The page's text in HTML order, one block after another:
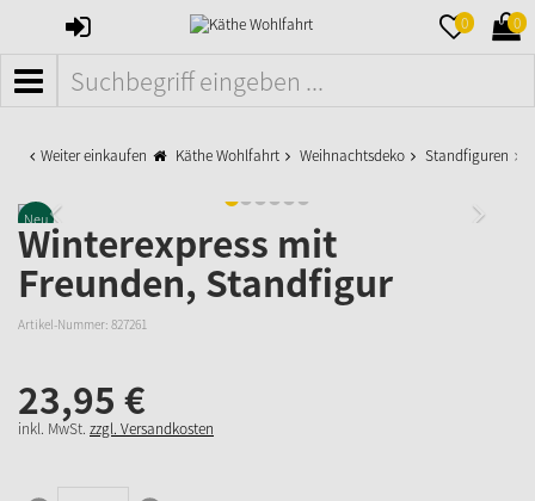
ANMELDEN 0 0
MENÜ
Weiter einkaufen Käthe Wohlfahrt Weihnachtsdeko Standfiguren
Neu
Winterexpress mit
Freunden, Standfigur
Artikel-Nummer: 827261
23,95 €
inkl. MwSt. zzgl. Versandkosten